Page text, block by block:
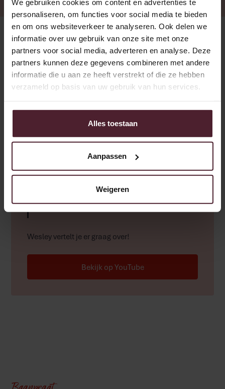
We gebruiken cookies om content en advertenties te
personaliseren, om functies voor social media te bieden
en om ons websiteverkeer te analyseren. Ook delen we
informatie over uw gebruik van onze site met onze
partners voor social media, adverteren en analyse. Deze
partners kunnen deze gegevens combineren met andere
informatie die u aan ze heeft verstrekt of die ze hebben
verzameld op basis van uw gebruik van hun services.
Alles toestaan
Aanpassen
Weigeren
Chauffeur
Bekijk onze
promotie video
Altijd al willen weten hoe het
brood 's ochtends voor
openingstijd in de supermarkt
komt?
Wesley vertelt je er graag over!
Bekijk op YouTube